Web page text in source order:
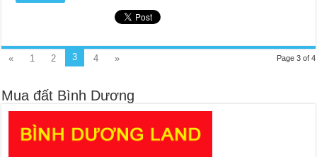
Page 3 of 4
« 1 2 3 4 »
Mua đất Bình Dương